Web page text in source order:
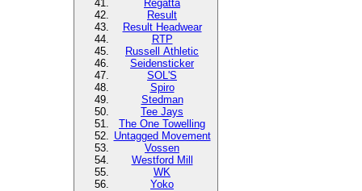
Regatta
Result
Result Headwear
RTP
Russell Athletic
Seidensticker
SOL'S
Spiro
Stedman
Tee Jays
The One Towelling
Untagged Movement
Vossen
Westford Mill
WK
Yoko